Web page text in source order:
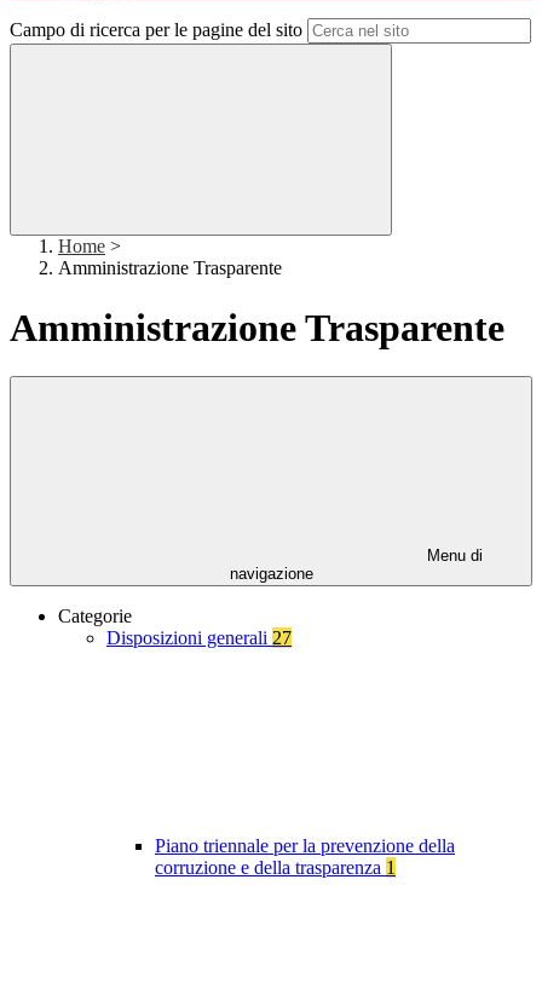
Campo di ricerca per le pagine del sito
Home >
Amministrazione Trasparente
Amministrazione Trasparente
Menu di
navigazione
Categorie
Disposizioni generali 27
Piano triennale per la prevenzione della
corruzione e della trasparenza 1